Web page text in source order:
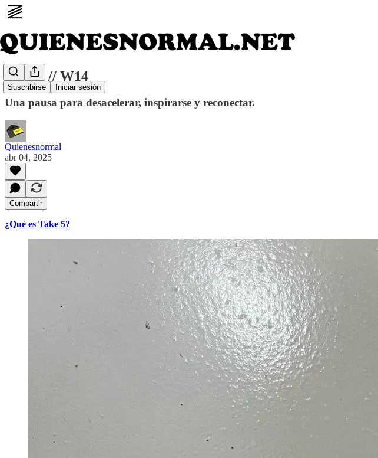
Suscribirse Iniciar sesión
Take 5 // W14
Una pausa para desacelerar, inspirarse y reconectar.
Quienesnormal
abr 04, 2025
Compartir
¿Qué es Take 5?